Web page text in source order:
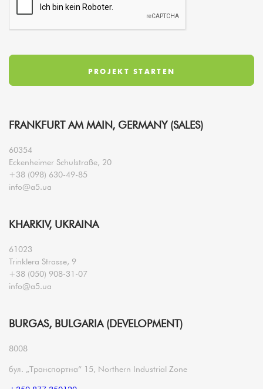
FRANKFURT AM MAIN, GERMANY (SALES)
60354
Eckenheimer Schulstraße, 20
+38 (098) 630-49-85
info@a5.ua
KHARKIV, UKRAINA
61023
Trinklera Strasse, 9
+38 (050) 908-31-07
info@a5.ua
BURGAS, BULGARIA (DEVELOPMENT)
8008
бул. „Транспортна“ 15, Northern Industrial Zone